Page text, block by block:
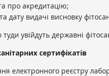
про акредитацію;
дату видачі висновку
увійдуть державні
сертифікатів
електронного реєстру